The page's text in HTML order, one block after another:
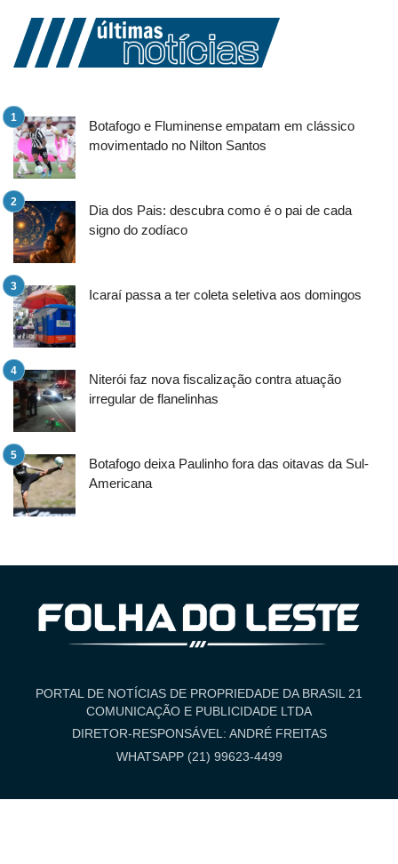
Botafogo e Fluminense empatam em clássico
movimentado no Nilton Santos
Dia dos Pais: descubra como é o pai de cada
signo do zodíaco
Icaraí passa a ter coleta seletiva aos domingos
Niterói faz nova fiscalização contra atuação
irregular de flanelinhas
Botafogo deixa Paulinho fora das oitavas da Sul-
Americana
PORTAL DE NOTÍCIAS DE PROPRIEDADE DA BRASIL 21
COMUNICAÇÃO E PUBLICIDADE LTDA
DIRETOR-RESPONSÁVEL: ANDRÉ FREITAS
WHATSAPP (21) 99623-4499